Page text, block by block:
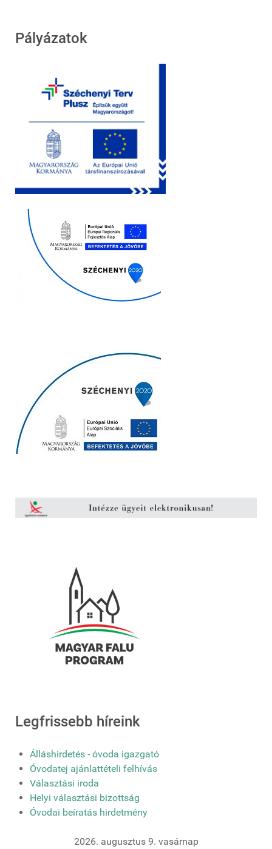
Pályázatok
Legfrissebb híreink
Álláshirdetés - óvoda igazgató
Óvodatej ajánlattételi felhívás
Választási iroda
Helyi választási bizottság
Óvodai beíratás hirdetmény
2026. augusztus 9. vasárnap